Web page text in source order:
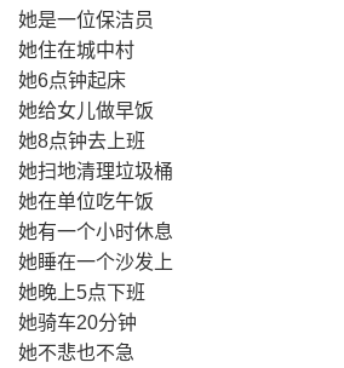
她是一位保洁员
她住在城中村
她6点钟起床
她给女儿做早饭
她8点钟去上班
她扫地清理垃圾桶
她在单位吃午饭
她有一个小时休息
她睡在一个沙发上
她晚上5点下班
她骑车20分钟
她不悲也不急